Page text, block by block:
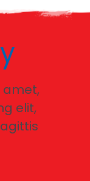
amet,
elit,